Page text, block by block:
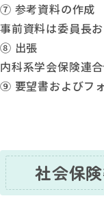
⑦ 参考資料の作成
事前資料は委員長
⑧ 出張
内科系学会保険連
⑨ 要望書およびフ
社会保